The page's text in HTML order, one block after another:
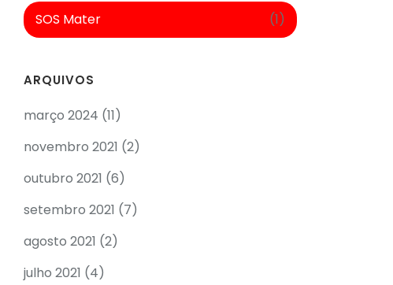
SOS Mater (1)
ARQUIVOS
março 2024 (11)
novembro 2021 (2)
outubro 2021 (6)
setembro 2021 (7)
agosto 2021 (2)
julho 2021 (4)